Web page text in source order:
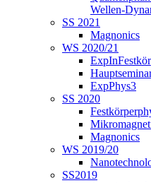
Wellen-
SS 2021
Magnonics
WS 2020/21
ExpPhys3
SS 2020
Magnonics
WS 2019/20
SS2019